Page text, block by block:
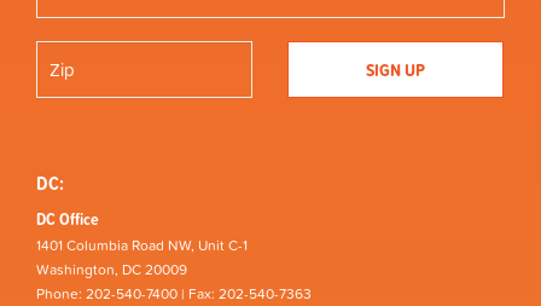
DC:
DC Office
1401 Columbia Road NW, Unit C-1
Washington, DC 20009
Phone: 202-540-7400 | Fax: 202-540-7363